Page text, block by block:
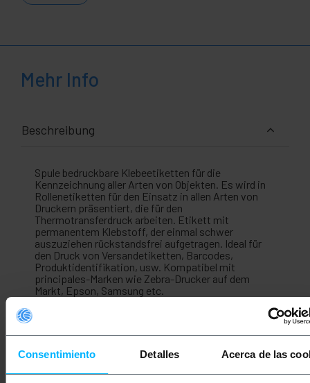
Consentimiento Detalles Acerca de las
Mehr Info
Beschreibung
Spule bedruckbare Klebeetiketten für die
Kennzeichnung aller Arten von Objekten. Es wird in
Rollenetiketten für den Einsatz in allen Arten von
Druckern präsentiert, die für den
Thermotransferdruck arbeiten. Etikett mit
permanentem Klebstoff, der einmal schwer
auszuziehen rückstandsfrei aufgetragen. Ideal für
den Druck von Versandetiketten, Barcodes,
Produktidentifikation, usw. Kompatibel mit
principales-Marken wie Zebra-Drucker auf dem
Markt, Epson, Samsung etc.
Thermotransferdrucker (Zebra, Epson,
Samsung, etc.)
Tag misst 76,2 x 25,4 mm mit abgerundeten
Kanten.